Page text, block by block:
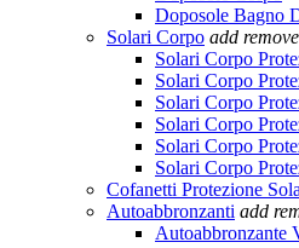
Doposole Bagno
Solari Corpo add remove
Solari Corpo
Solari Corpo
Solari Corpo
Solari Corpo
Solari Corpo
Solari Corpo
Cofanetti Protezione
Autoabbronzanti add
Autoabbronzante